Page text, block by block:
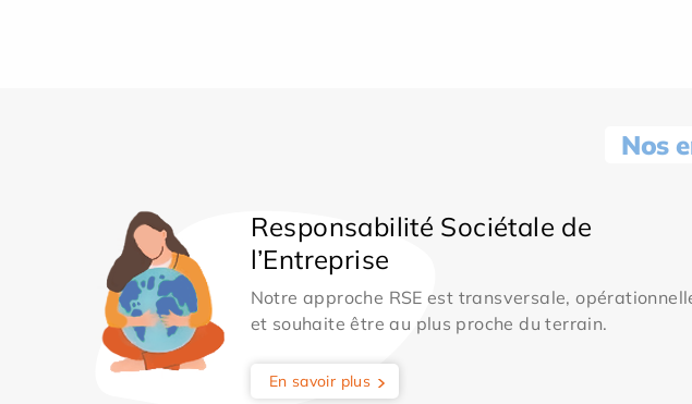
Nos
Responsabilité Sociétale de
l’Entreprise
Notre approche RSE est transversale,
et souhaite être au plus proche du terrain.
En savoir plus